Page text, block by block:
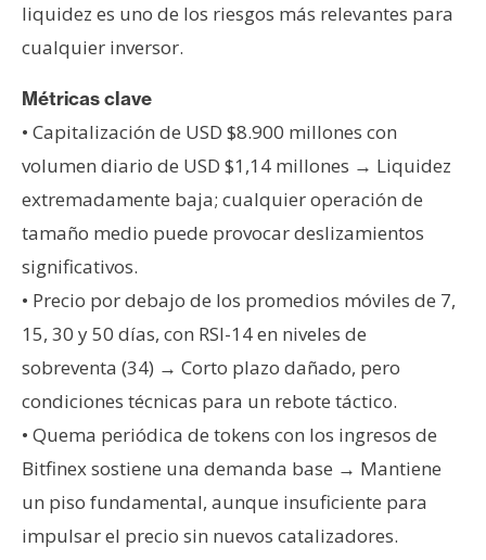
T
m
a
R
c
u
r
s
o
s
C
o
n
liquidez es uno de los riesgos más relevantes para
cualquier inversor.
Métricas clave
• Capitalización de USD $8.900 millones con
volumen diario de USD $1,14 millones → Liquidez
extremadamente baja; cualquier operación de
tamaño medio puede provocar deslizamientos
significativos.
• Precio por debajo de los promedios móviles de 7,
15, 30 y 50 días, con RSI-14 en niveles de
sobreventa (34) → Corto plazo dañado, pero
condiciones técnicas para un rebote táctico.
• Quema periódica de tokens con los ingresos de
Bitfinex sostiene una demanda base → Mantiene
un piso fundamental, aunque insuficiente para
impulsar el precio sin nuevos catalizadores.